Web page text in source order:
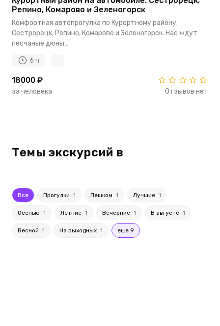
Репино, Комарово и Зеленогорск
Комфортная автопрогулка по Курортному району:
Сестрорецк, Репино, Комарово и Зеленогорск. Нас ждут
песчаные дюны...
6 ч
18000 ₽
за человека Отзывов нет
Темы экскурсий в
Все Прогулки 1 Пешком 1 Лучшие 1
Осенью 1 Летние 1 Вечерние 1 В августе 1
Весной 1 На выходных 1 еще 9